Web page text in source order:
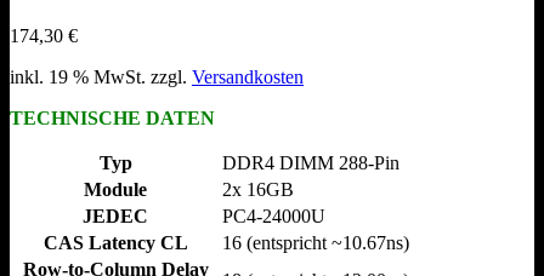
174,30 €
inkl. 19 % MwSt. zzgl. Versandkosten
TECHNISCHE DATEN
Typ
DDR4 DIMM 288-Pin
Module
2x 16GB
JEDEC
PC4-24000U
CAS Latency CL
16 (entspricht ~10.67ns)
Row-to-Column Delay